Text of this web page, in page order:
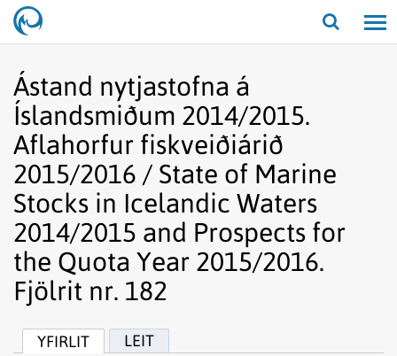
Opna/
Ástand nytjastofna á
Íslandsmiðum 2014/2015.
Aflahorfur fiskveiðiárið
2015/2016 / State of Marine
Stocks in Icelandic Waters
2014/2015 and Prospects for
the Quota Year 2015/2016.
Fjölrit nr. 182
YFIRLIT LEIT